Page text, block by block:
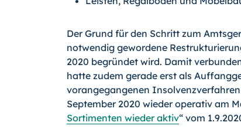
Der Grund für den Schritt zum
notwendig gewordene
2020 begründet wird. Damit
hatte zudem gerade erst als
vorangegangenen
September 2020 wieder operativ am
Sortimenten wieder aktiv“ vom